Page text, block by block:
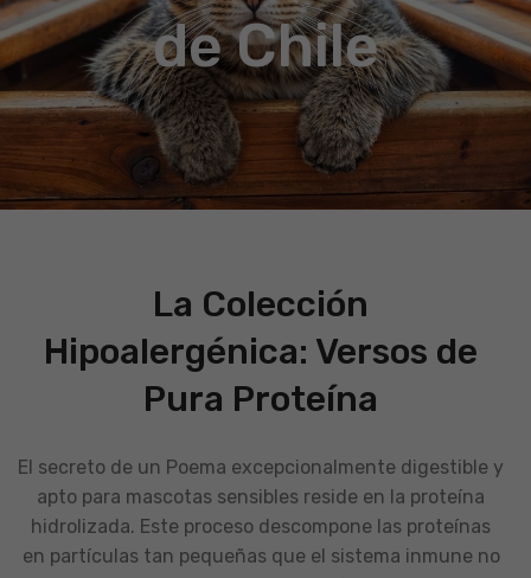
de Chile
La Colección
Hipoalergénica: Versos de
Pura Proteína
El secreto de un Poema excepcionalmente digestible y
apto para mascotas sensibles reside en la proteína
hidrolizada. Este proceso descompone las proteínas
en partículas tan pequeñas que el sistema inmune no